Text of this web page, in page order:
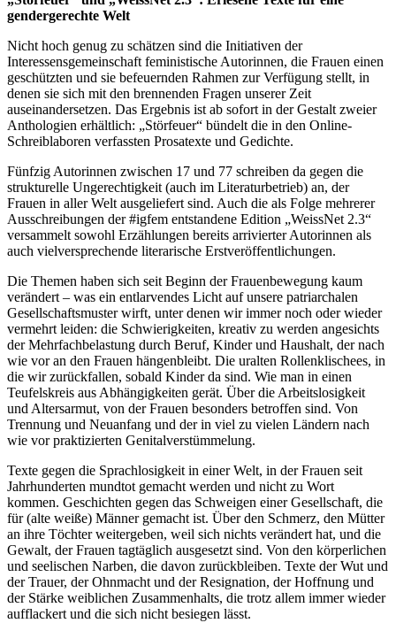
gendergerechte Welt
Nicht hoch genug zu schätzen sind die Initiativen der
Interessensgemeinschaft feministische Autorinnen, die Frauen einen
geschützten und sie befeuernden Rahmen zur Verfügung stellt, in
denen sie sich mit den brennenden Fragen unserer Zeit
auseinandersetzen. Das Ergebnis ist ab sofort in der Gestalt zweier
Anthologien erhältlich: „Störfeuer“ bündelt die in den Online-
Schreiblaboren verfassten Prosatexte und Gedichte.
Fünfzig Autorinnen zwischen 17 und 77 schreiben da gegen die
strukturelle Ungerechtigkeit (auch im Literaturbetrieb) an, der
Frauen in aller Welt ausgeliefert sind. Auch die als Folge mehrerer
Ausschreibungen der#igfem entstandene Edition „WeissNet 2.3“
versammelt sowohl Erzählungen bereits arrivierter Autorinnen als
auch vielversprechende literarische Erstveröffentlichungen.
Die Themen haben sich seit Beginn der Frauenbewegung kaum
verändert – was ein entlarvendes Licht auf unsere patriarchalen
Gesellschaftsmuster wirft, unter denen wir immer noch oder wieder
vermehrt leiden: die Schwierigkeiten, kreativ zu werden angesichts
der Mehrfachbelastung durch Beruf, Kinder und Haushalt, der nach
wie vor an den Frauen hängenbleibt. Die uralten Rollenklischees, in
die wir zurückfallen, sobald Kinder da sind. Wie man in einen
Teufelskreis aus Abhängigkeiten gerät. Über die Arbeitslosigkeit
und Altersarmut, von der Frauen besonders betroffen sind. Von
Trennung und Neuanfang und der in viel zu vielen Ländern nach
wie vor praktizierten Genitalverstümmelung.
Texte gegen die Sprachlosigkeit in einer Welt, in der Frauen seit
Jahrhunderten mundtot gemacht werden und nicht zu Wort
kommen. Geschichten gegen das Schweigen einer Gesellschaft, die
für (alte weiße) Männer gemacht ist. Über den Schmerz, den Mütter
an ihre Töchter weitergeben, weil sich nichts verändert hat, und die
Gewalt, der Frauen tagtäglich ausgesetzt sind. Von den körperlichen
und seelischen Narben, die davon zurückbleiben. Texte der Wut und
der Trauer, der Ohnmacht und der Resignation, der Hoffnung und
der Stärke weiblichen Zusammenhalts, die trotz allem immer wieder
aufflackert und die sich nicht besiegen lässt.